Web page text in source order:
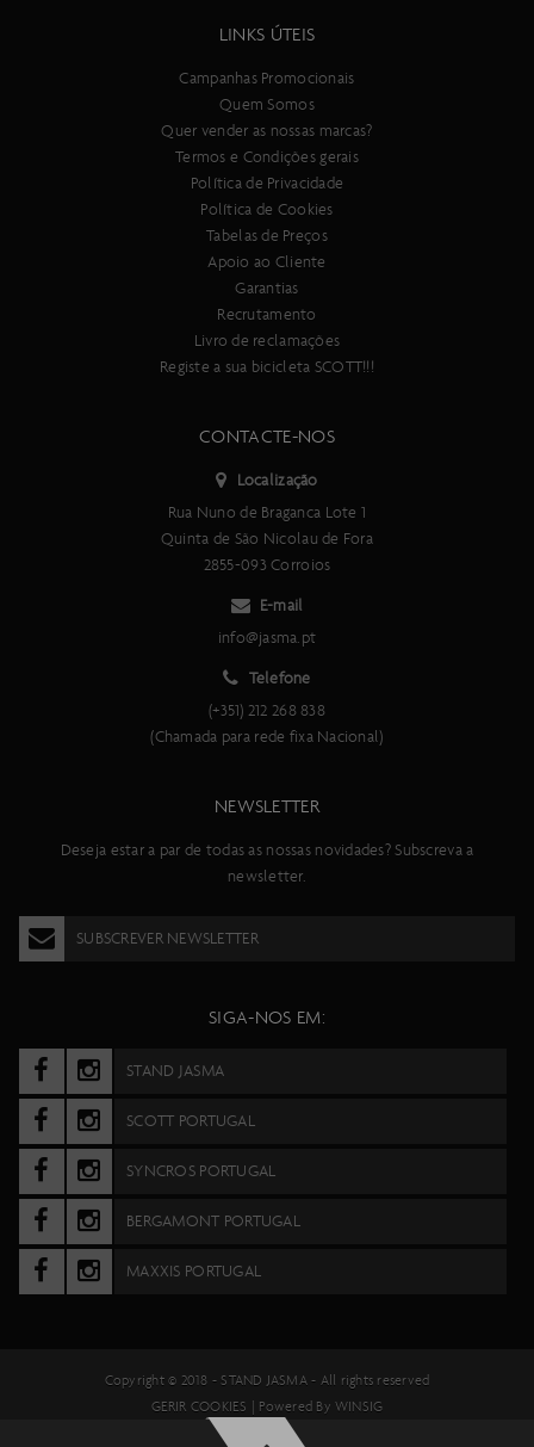
LINKS ÚTEIS
Campanhas Promocionais
Quem Somos
Quer vender as nossas marcas?
Termos e Condições gerais
Política de Privacidade
Política de Cookies
Tabelas de Preços
Apoio ao Cliente
Garantias
Recrutamento
Livro de reclamações
Registe a sua bicicleta SCOTT!!!
CONTACTE-NOS
Localização
Rua Nuno de Braganca Lote 1
Quinta de São Nicolau de Fora
2855-093 Corroios
E-mail
info@jasma.pt
Telefone
(+351) 212 268 838
(Chamada para rede fixa Nacional)
NEWSLETTER
Deseja estar a par de todas as nossas novidades? Subscreva a
newsletter.
SUBSCREVER NEWSLETTER
SIGA-NOS EM:
STAND JASMA
SCOTT PORTUGAL
SYNCROS PORTUGAL
BERGAMONT PORTUGAL
MAXXIS PORTUGAL
Copyright © 2018 -STAND JASMA- All rights reserved
GERIR COOKIES
| Powered ByWINSIG